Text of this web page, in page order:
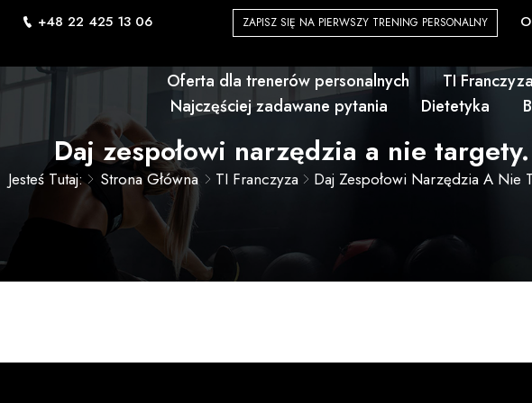
+48 22 425 13 06
ZAPISZ SIĘ NA PIERWSZY TRENING PERSONALNY
Oferta dla trenerów personalnych TI Franczyza
Najczęściej zadawane pytania
Dietetyka
Daj zespołowi narzędzia a nie targety.
Jesteś Tutaj: Strona Główna TI Franczyza Daj Zespołowi Narzędzia A Nie